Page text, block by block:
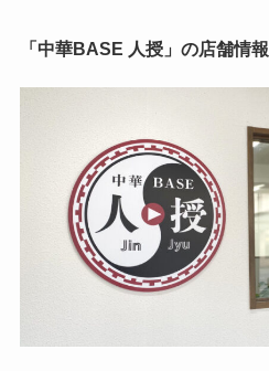
「中華BASE 人授」の店舗情報